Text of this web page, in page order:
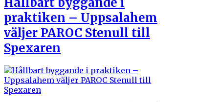
praktiken – Uppsalahem
väljer PAROC Stenull till
Spexaren